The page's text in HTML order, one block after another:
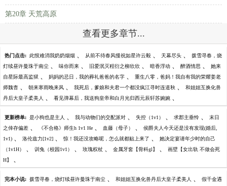
第20章 天荒高原
查看更多章节...
热门点击: 此恨难消我奶奶烟烟 、 从前不待春风慢祝如星许云毅 、 天幕尽头 、 拨雪寻春，烧
灯续昼许曼珠于南尘 、 味你而来 、 旧爱泯灭程衍之柳欣欣 、 暗香浮动 、 醉酒情思 、 她来
自星际最高监狱 、 妈妈的忌日，我的葬礼爸爸的名字 、 重生八零，爸妈！我自有我的荣耀姜老
师魏杳 、 朝来寒雨晚来风 、 我死后，爹娘和夫君一个都没疯江寻时连道秋 、 和姐姐互换化兽
丹后大皇子柔美人 、 看见弹幕后，我送狗皇帝和白月光归西元辰轩苏婉婉 、
更新榜单: 是小狗也是主人 、 我与动物们的交配派对 、 失控（1v1） 、 求郡主垂怜 、 末日
之倖存偏差 、 《不合格》师生h 1v1 He 、 血藤（母子） 、 侯爵夫人今天还是没有发现(婚后,
1v1) 、 洛伦兹力[1v2] 、 惊！我还没攻略呢，怎么就都贴上来了 、 她决定宴请年少时的自己
（1v1H） 、 训兔（校园1v1） 、 玫瑰权杖 、 金属牙套【骨科gl】 、 画壁【女出轨 不做会死
H】 、
完本小说: 拨雪寻春，烧灯续昼许曼珠于南尘 、 和姐姐互换化兽丹后大皇子柔美人 、 假千金遇